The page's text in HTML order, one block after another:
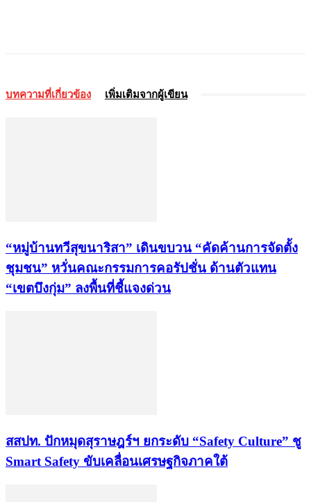
บทความที่เกี่ยวข้อง เพิ่มเติมจากผู้เขียน
“หมู่บ้านทวีสุขนาริสา” เดินขบวน “คัดค้านการจัดตั้ง
ชุมชน” หวั่นคณะกรรมการคอรัปชั่น ด้านตัวแทน
“เขตบึงกุ่ม” ลงพื้นที่ชี้แจงด่วน
สสปท. ปักหมุดสุราษฎร์ฯ ยกระดับ “Safety Culture” ชู
Smart Safety ขับเคลื่อนเศรษฐกิจภาคใต้